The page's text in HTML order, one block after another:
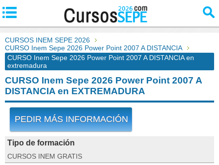
CURSOS INEM SEPE 2026
CURSO Inem Sepe 2026 Power Point 2007 A DISTANCIA
CURSO Inem Sepe 2026 Power Point 2007 A DISTANCIA en
extremadura
CURSO Inem Sepe 2026 Power Point 2007 A
DISTANCIA en EXTREMADURA
PEDIR MÁS INFORMACIÓN
Tipo de formación
CURSOS INEM GRATIS